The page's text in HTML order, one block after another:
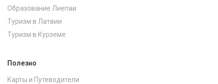
Образование Лиепаи
Туризм в Латвии
Туризм в Курземе
Полезно
Карты и Путеводители